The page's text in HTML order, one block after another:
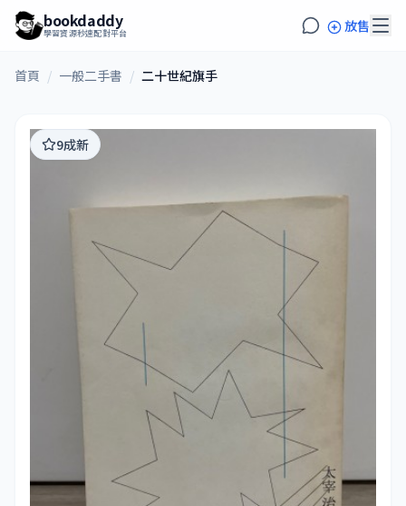
bookdaddy
學習資源秒速配對平台 放售
首頁 / 一般二手書 / 二十世紀旗手
9成新